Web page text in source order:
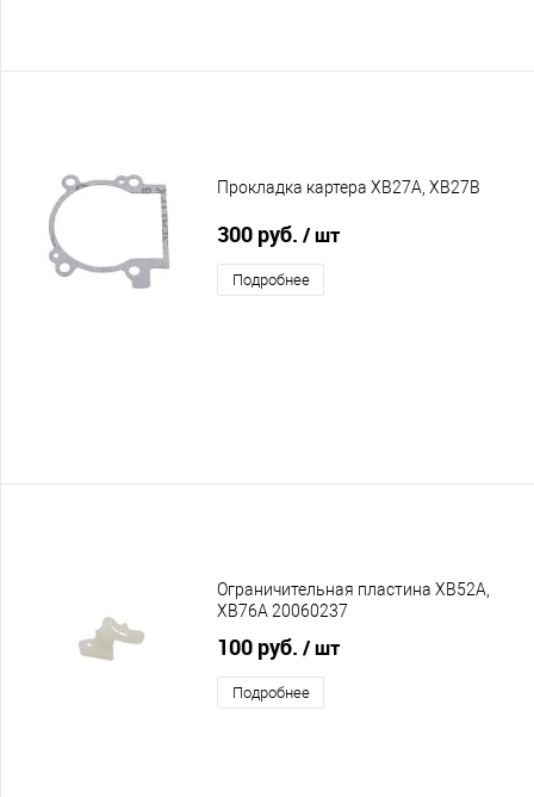
Прокладка картера XB27A, XB27B
300 руб. / шт
Подробнее
Ограничительная пластина XB52A,
XB76A 20060237
100 руб. / шт
Подробнее